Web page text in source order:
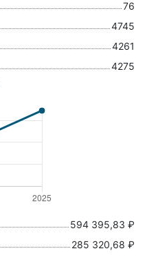
76
4745
4261
4275
594 395,83 ₽
285 320,68 ₽